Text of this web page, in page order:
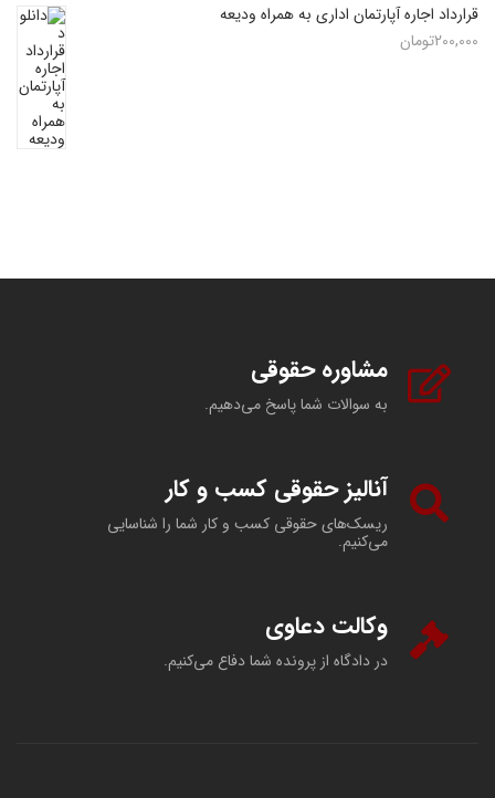
قرارداد اجاره آپارتمان اداری به همراه ودیعه
200,000تومان
مشاوره حقوقی
به سوالات شما پاسخ می‌دهیم.
آنالیز حقوقی کسب و کار
ریسک‌های حقوقی کسب و کار شما را شناسایی
می‌کنیم.
وکالت دعاوی
در دادگاه از پرونده شما دفاع می‌کنیم.